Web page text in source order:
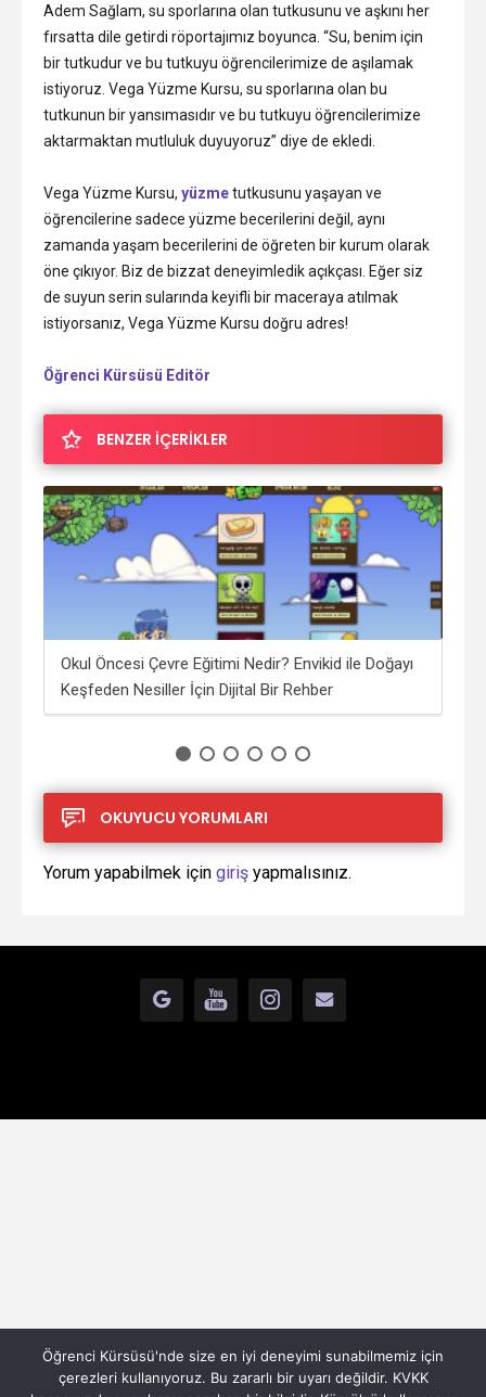
Adem Sağlam, su sporlarına olan tutkusunu ve aşkını her
fırsatta dile getirdi röportajımız boyunca. “Su, benim için
bir tutkudur ve bu tutkuyu öğrencilerimize de aşılamak
istiyoruz. Vega Yüzme Kursu, su sporlarına olan bu
tutkunun bir yansımasıdır ve bu tutkuyu öğrencilerimize
aktarmaktan mutluluk duyuyoruz” diye de ekledi.
Vega Yüzme Kursu, yüzmetutkusunu yaşayan ve
öğrencilerine sadece yüzme becerilerini değil, aynı
zamanda yaşam becerilerini de öğreten bir kurum olarak
öne çıkıyor. Biz de bizzat deneyimledik açıkçası. Eğer siz
de suyun serin sularında keyifli bir maceraya atılmak
istiyorsanız, Vega Yüzme Kursu doğru adres!
Öğrenci Kürsüsü Editör
BENZER İÇERİKLER
Okul Öncesi Çevre Eğitimi Nedir? Envikid ile Doğayı
Keşfeden Nesiller İçin Dijital Bir Rehber
OKUYUCU YORUMLARI
Yorum yapabilmek için giriş yapmalısınız.
Öğrenci Kürsüsü'nde size en iyi deneyimi sunabilmemiz için
çerezleri kullanıyoruz. Bu zararlı bir uyarı değildir. KVKK